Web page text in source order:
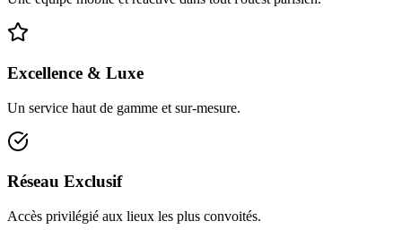
Excellence & Luxe
Un service haut de gamme et sur-mesure.
Réseau Exclusif
Accès privilégié aux lieux les plus convoités.